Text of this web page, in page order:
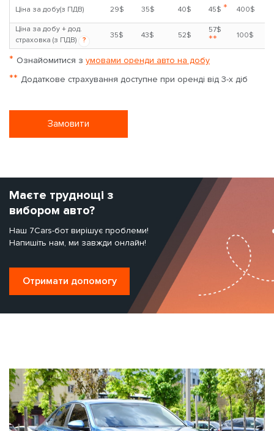
Ціна за добу(з ПДВ) 29$ 35$ 40$ 45$ * 400$
Ціна за добу + дод.
страховка (з ПДВ)
?
35$ 43$ 52$
57$
** 100$
* Ознайомитися з умовами оренди авто на добу
** Додаткове страхування доступне при оренді від 3-х діб
Замовити
Маєте труднощі з
вибором авто?
Наш 7Cars-бот вирішує проблеми!
Напишіть нам, ми завжди онлайн!
Отримати допомогу